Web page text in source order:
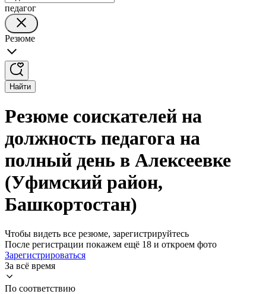
педагог
Резюме
Найти
Резюме соискателей на
должность педагога на
полный день в Алексеевке
(Уфимский район,
Башкортостан)
Чтобы видеть все резюме, зарегистрируйтесь
После регистрации покажем ещё 18 и откроем фото
Зарегистрироваться
За всё время
По соответствию